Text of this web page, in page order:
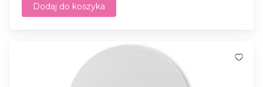
Dodaj do koszyka